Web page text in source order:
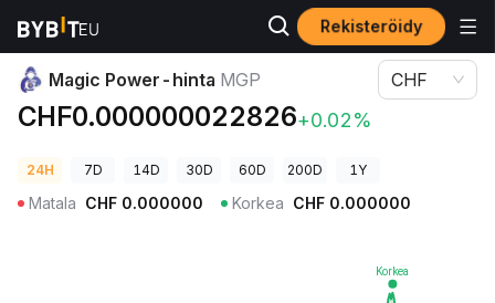
Rekisteröidy
Kryptohinnat Magic Power-hinta MGP
Magic Power-hinta MGP
CHF0.000000022826+0.02%
CHF
24H 7D 14D 30D 60D 200D 1Y
Matala CHF 0.000000 Korkea CHF 0.000000